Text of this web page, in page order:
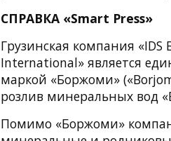
СПРАВКА «Smart Press»
Грузинская компания «IDS
International» является
маркой «Боржоми»
розлив минеральных вод
Помимо «Боржоми»